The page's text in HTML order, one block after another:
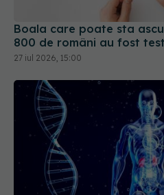
Boala care poate sta
800 de români au fost
27 iul 2026, 15:00